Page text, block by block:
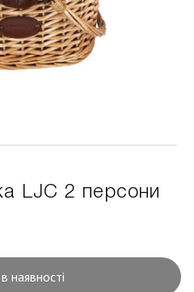
LJC 2 персони
наявності